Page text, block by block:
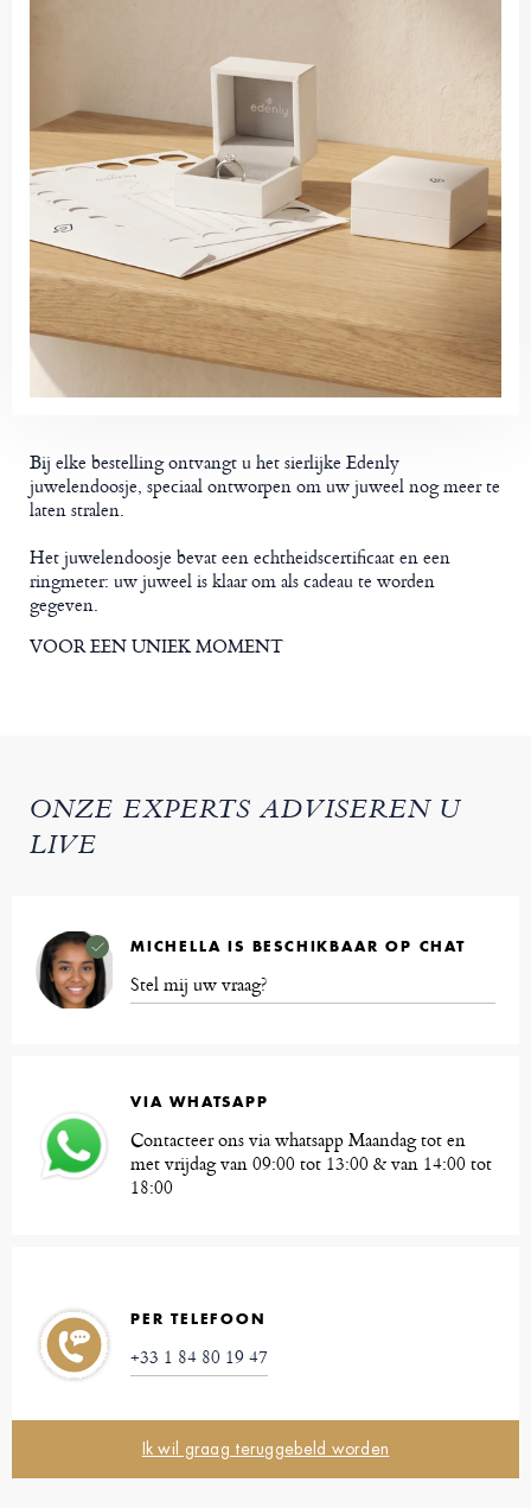
Bij elke bestelling ontvangt u het sierlijke Edenly
juwelendoosje, speciaal ontworpen om uw juweel nog meer te
laten stralen.
Het juwelendoosje bevat een echtheidscertificaat en een
ringmeter: uw juweel is klaar om als cadeau te worden
gegeven.
VOOR EEN UNIEK MOMENT
ONZE EXPERTS ADVISEREN U
LIVE
MICHELLA IS BESCHIKBAAR OP CHAT
Stel mij uw vraag?
VIA WHATSAPP
Contacteer ons via whatsapp Maandag tot en
met vrijdag van 09:00 tot 13:00 & van 14:00 tot
18:00
PER TELEFOON
+33 1 84 80 19 47
Ik wil graag teruggebeld worden